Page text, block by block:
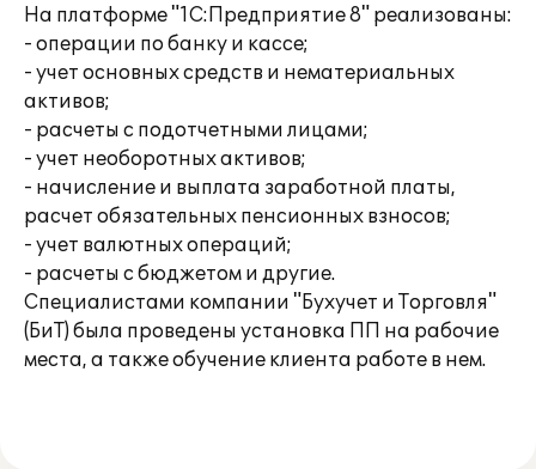
На платформе "1С:Предприятие 8" реализованы:
- операции по банку и кассе;
- учет основных средств и нематериальных
активов;
- расчеты с подотчетными лицами;
- учет необоротных активов;
- начисление и выплата заработной платы,
расчет обязательных пенсионных взносов;
- учет валютных операций;
- расчеты с бюджетом и другие.
Специалистами компании "Бухучет и Торговля"
(БиТ) была проведены установка ПП на рабочие
места, а также обучение клиента работе в нем.